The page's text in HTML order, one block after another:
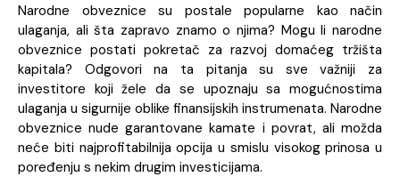
Narodne obveznice su postale popularne kao način
ulaganja, ali šta zapravo znamo o njima? Mogu li narodne
obveznice postati pokretač za razvoj domaćeg tržišta
kapitala? Odgovori na ta pitanja su sve važniji za
investitore koji žele da se upoznaju sa mogućnostima
ulaganja u sigurnije oblike finansijskih instrumenata. Narodne
obveznice nude garantovane kamate i povrat, ali možda
neće biti najprofitabilnija opcija u smislu visokog prinosa u
poređenju s nekim drugim investicijama.